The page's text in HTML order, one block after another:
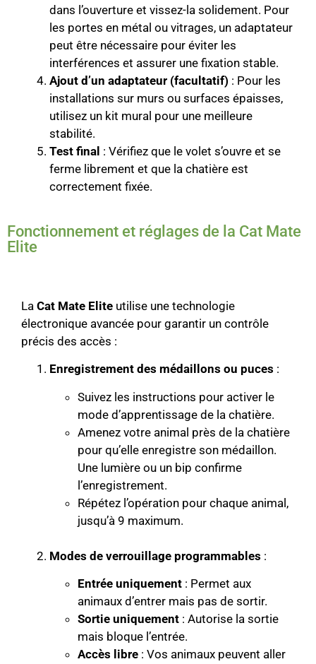
dans l’ouverture et vissez-la solidement. Pour
les portes en métal ou vitrages, un adaptateur
peut être nécessaire pour éviter les
interférences et assurer une fixation stable.
Ajout d’un adaptateur (facultatif) : Pour les
installations sur murs ou surfaces épaisses,
utilisez un kit mural pour une meilleure
stabilité.
Test final : Vérifiez que le volet s’ouvre et se
ferme librement et que la chatière est
correctement fixée.
Fonctionnement et réglages de la Cat Mate
Elite
La Cat Mate Elite utilise une technologie
électronique avancée pour garantir un contrôle
précis des accès :
Enregistrement des médaillons ou puces :
Suivez les instructions pour activer le
mode d’apprentissage de la chatière.
Amenez votre animal près de la chatière
pour qu’elle enregistre son médaillon.
Une lumière ou un bip confirme
l’enregistrement.
Répétez l’opération pour chaque animal,
jusqu’à 9 maximum.
Modes de verrouillage programmables :
Entrée uniquement : Permet aux
animaux d’entrer mais pas de sortir.
Sortie uniquement : Autorise la sortie
mais bloque l’entrée.
Accès libre : Vos animaux peuvent aller